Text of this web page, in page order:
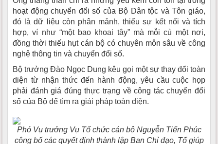
hoạt động chuyển đổi số của Bộ Dân tộc và Tôn giáo,
đó là dữ liệu còn phân mảnh, thiếu sự kết nối và tích
hợp, ví như “một bao khoai tây” mà mỗi củ một nơi,
đồng thời thiếu hụt cán bộ có chuyên môn sâu về công
nghệ thông tin và chuyển đổi số.
Bộ trưởng Đào Ngọc Dung kêu gọi một sự thay đổi toàn
diện từ nhận thức đến hành động, yêu cầu cuộc họp
phải đánh giá đúng thực trạng về công tác chuyển đổi
số của Bộ để tìm ra giải pháp toàn diện.
Phó Vụ trưởng Vụ Tổ chức cán bộ Nguyễn Tiến Phúc
công bố các quyết định thành lập Ban Chỉ đạo, Tổ giúp